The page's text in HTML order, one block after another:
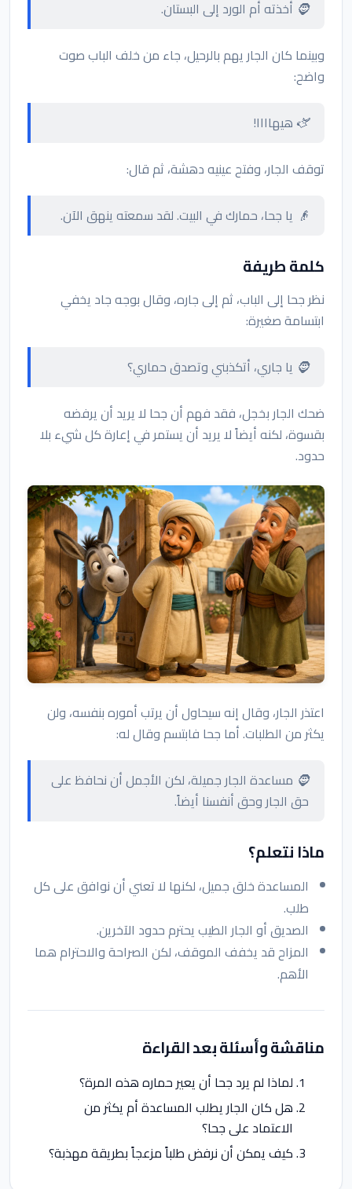
🧔 أخذته أم الورد إلى البستان.
وبينما كان الجار يهم بالرحيل، جاء من خلف الباب صوت
واضح:
🫏 هيهاااا!
توقف الجار، وفتح عينيه دهشة، ثم قال:
👴 يا جحا، حمارك في البيت. لقد سمعته ينهق الآن.
كلمة طريفة
نظر جحا إلى الباب، ثم إلى جاره، وقال بوجه جاد يخفي
ابتسامة صغيرة:
🧔 يا جاري، أتكذبني وتصدق حماري؟
ضحك الجار بخجل، فقد فهم أن جحا لا يريد أن يرفضه
بقسوة، لكنه أيضاً لا يريد أن يستمر في إعارة كل شيء بلا
حدود.
اعتذر الجار، وقال إنه سيحاول أن يرتب أموره بنفسه، ولن
يكثر من الطلبات. أما جحا فابتسم وقال له:
🧔 مساعدة الجار جميلة، لكن الأجمل أن نحافظ على
حق الجار وحق أنفسنا أيضاً.
ماذا نتعلم؟
المساعدة خلق جميل، لكنها لا تعني أن نوافق على كل
طلب.
الصديق أو الجار الطيب يحترم حدود الآخرين.
المزاح قد يخفف الموقف، لكن الصراحة والاحترام هما
الأهم.
مناقشة وأسئلة بعد القراءة
لماذا لم يرد جحا أن يعير حماره هذه المرة؟
هل كان الجار يطلب المساعدة أم يكثر من
الاعتماد على جحا؟
كيف يمكن أن نرفض طلباً مزعجاً بطريقة مهذبة؟